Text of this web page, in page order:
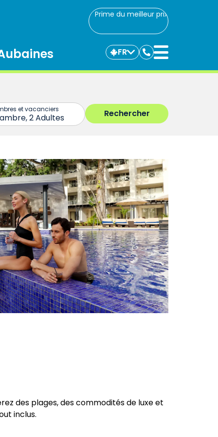
Prime du meilleur prix
FR
Communiquez
avec
des plages, des commodités de luxe et
inclus.